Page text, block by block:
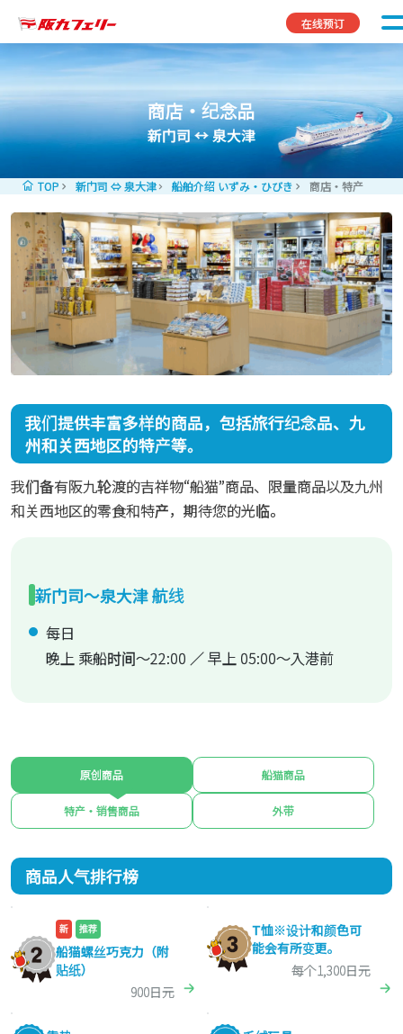
在线预订
商店・纪念品
新门司 ↔ 泉大津
TOP 新门司 ⇔ 泉大津 船舶介绍 いずみ・ひびき 商店・特产
我们提供丰富多样的商品，包括旅行纪念品、九
州和关西地区的特产等。
我们备有阪九轮渡的吉祥物“船猫”商品、限量商品以及九州
和关西地区的零食和特产，期待您的光临。
新门司～泉大津 航线
每日
晚上 乘船时间～22:00 ／ 早上 05:00～入港前
原创商品 船猫商品
特产・销售商品 外带
商品人气排行榜
新 推荐
船猫螺丝巧克力（附
贴纸）
900日元
T恤※设计和颜色可
能会有所变更。
每个1,300日元